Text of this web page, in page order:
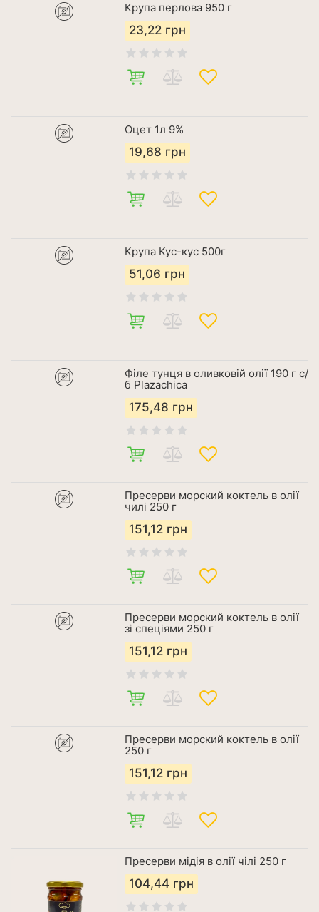
Крупа перлова 950 г
23,22 грн
Оцет 1л 9%
19,68 грн
Крупа Кус-кус 500г
51,06 грн
Філе тунця в оливковій олії 190 г с/
б Рlazachica
175,48 грн
Пресерви морский коктель в олії
чилі 250 г
151,12 грн
Пресерви морский коктель в олії
зі спеціями 250 г
151,12 грн
Пресерви морский коктель в олії
250 г
151,12 грн
Пресерви мідія в олії чілі 250 г
104,44 грн